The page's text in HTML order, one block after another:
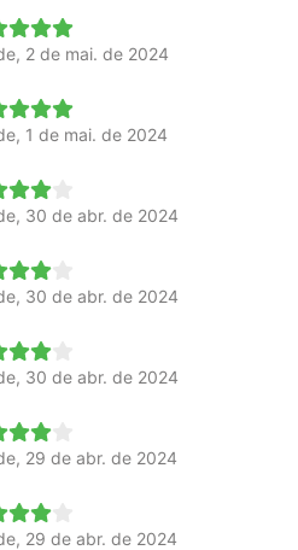
2 de mai. de 2024
1 de mai. de 2024
30 de abr. de 2024
30 de abr. de 2024
30 de abr. de 2024
29 de abr. de 2024
29 de abr. de 2024